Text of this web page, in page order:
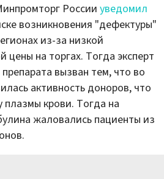
России уведомил
возникновения "дефектуры"
из-за низкой
цены на торгах. Тогда эксперт
вызван тем, что во
активность доноров, что
плазмы крови. Тогда на
жаловались пациенты из